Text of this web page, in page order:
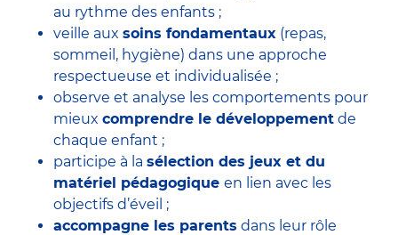
au rythme des enfants ;
veille aux soins fondamentaux (repas,
sommeil, hygiène) dans une approche
respectueuse et individualisée ;
observe et analyse les comportements pour
mieux comprendre le développement de
chaque enfant ;
participe à la sélection des jeux et du
matériel pédagogique en lien avec les
objectifs d’éveil ;
accompagne les parents dans leur rôle